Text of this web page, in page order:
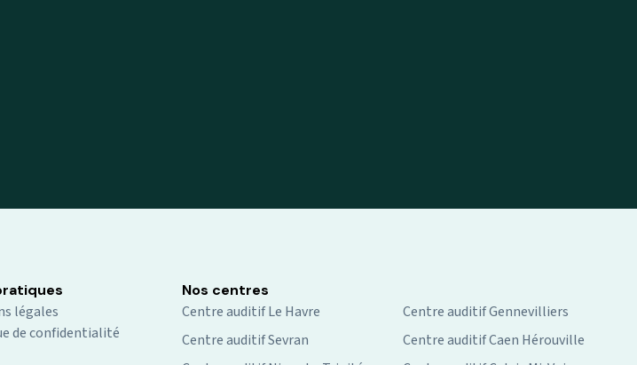
légales
de confidentialité
Nos centres
Centre auditif Le Havre
Centre auditif Gennevilliers
Centre auditif Sevran
Centre auditif Caen Hérouville